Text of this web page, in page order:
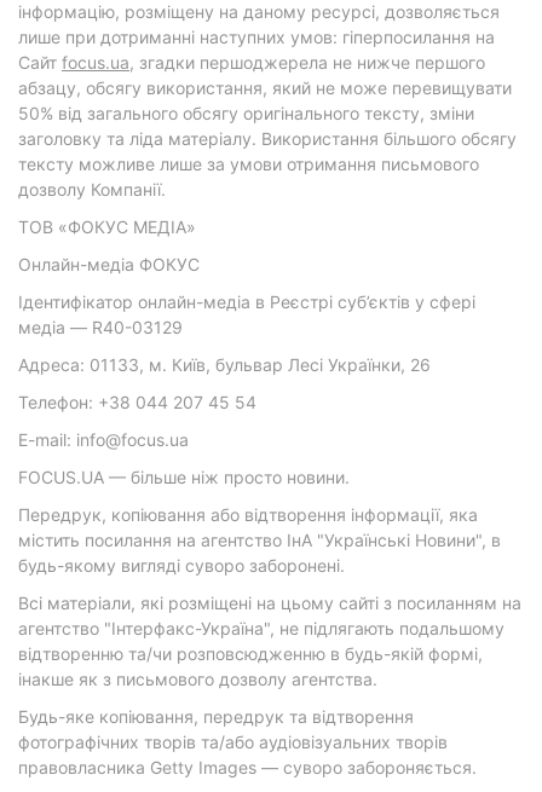
інформацію, розміщену на даному ресурсі, дозволяється
лише при дотриманні наступних умов: гіперпосилання на
Cайт focus.ua, згадки першоджерела не нижче першого
абзацу, обсягу використання, який не може перевищувати
50% від загального обсягу оригінального тексту, зміни
заголовку та ліда матеріалу. Використання більшого обсягу
тексту можливе лише за умови отримання письмового
дозволу Компанії.
ТОВ «ФОКУС МЕДІА»
Онлайн-медіа ФОКУС
Ідентифікатор онлайн-медіа в Реєстрі суб’єктів у сфері
медіа — R40-03129
Адреса: 01133, м. Київ, бульвар Лесі Українки, 26
Телефон: +38 044 207 45 54
E-mail: info@focus.ua
FOCUS.UA — більше ніж просто новини.
Передрук, копіювання або відтворення інформації, яка
містить посилання на агентство ІнА "Українські Новини", в
будь-якому вигляді суворо заборонені.
Всі матеріали, які розміщені на цьому сайті з посиланням на
агентство "Інтерфакс-Україна", не підлягають подальшому
відтворенню та/чи розповсюдженню в будь-якій формі,
інакше як з письмового дозволу агентства.
Будь-яке копіювання, передрук та відтворення
фотографічних творів та/або аудіовізуальних творів
правовласника Getty Images — суворо забороняється.